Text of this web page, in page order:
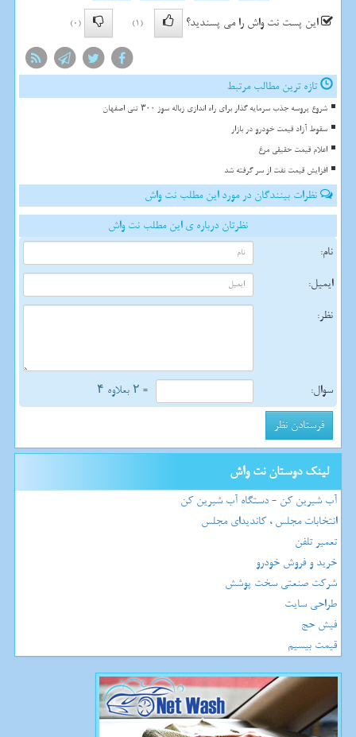
این پست نت واش را می پسندید؟
(1)
(0)
تازه ترین مطالب مرتبط
شروع پروسه جذب سرمایه گذار برای راه اندازی زباله سوز ۳۰۰ تنی اصفهان
سقوط آزاد قیمت خودرو در بازار
اعلام قیمت حقیقی مرغ
افزایش قیمت نفت از سر گرفته شد
نظرات بینندگان در مورد این مطلب نت واش
نظرتان درباره ی این مطلب نت واش
نام:
ایمیل:
نظر:
سوال: = ۲ بعلاوه ۴
لینک دوستان نت واش
آب شیرین کن - دستگاه آب شیرین کن
انتخابات مجلس ، کاندیدای مجلس
تعمیر تلفن
خرید و فروش خودرو
شرکت صنعتی سخت پوشش
طراحی سایت
فیش حج
قیمت بیسیم